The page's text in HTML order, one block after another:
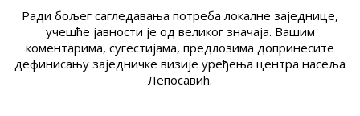
Ради бољег сагледавања потреба локалне заједнице,
учешће јавности је од великог значаја. Вашим
коментарима, сугестијама, предлозима допринесите
дефинисању заједничке визије уређења центра насеља
Лепосавић.